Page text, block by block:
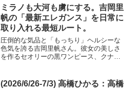
な評価を獲得。さらに、最新作では大胆
な役柄に挑戦し、SNS...
ミラノも大河も虜にする。吉岡里
帆の「最新エレガンス」を日常に
取り入れる最短ルート。
圧倒的な気品と「もっちり」ヘルシーな
色気を誇る吉岡里帆さん。彼女の美しさ
を作るセオリーの黒ワンピース、クナイ
憧れの質感とスタイルを手に入れよう。
(2026/6/26-7/3) 高橋ひかる：高橋